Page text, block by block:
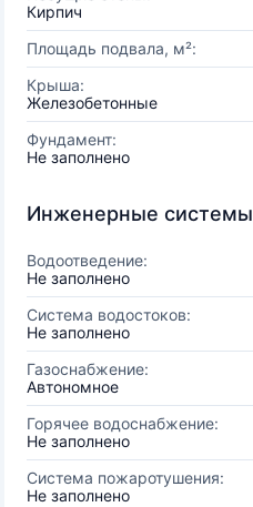
Кирпич
Площадь подвала, м²:
Крыша:
Железобетонные
Фундамент:
Не заполнено
Инженерные системы
Водоотведение:
Не заполнено
Система водостоков:
Не заполнено
Газоснабжение:
Автономное
Горячее водоснабжение:
Не заполнено
Система пожаротушения:
Не заполнено